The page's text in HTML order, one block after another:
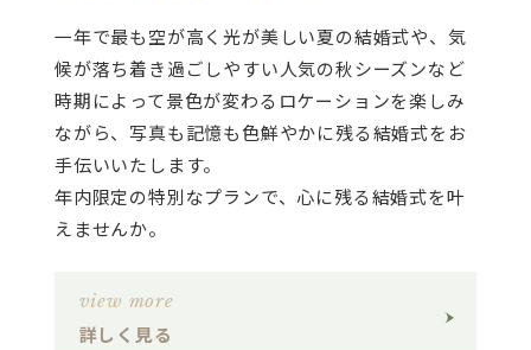
一年で最も空が高く光が美しい夏の結婚式や、気
候が落ち着き過ごしやすい人気の秋シーズンなど
時期によって景色が変わるロケーションを楽しみ
ながら、写真も記憶も色鮮やかに残る結婚式をお
手伝いいたします。
年内限定の特別なプランで、心に残る結婚式を叶
えませんか。
view more
詳しく見る